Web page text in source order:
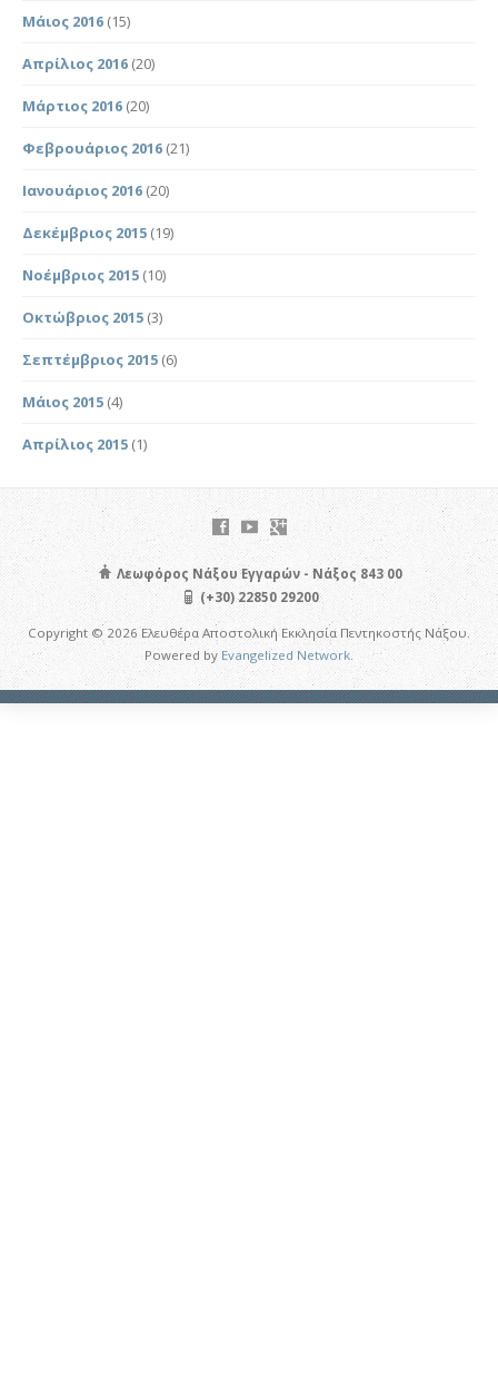
Μάιος 2016 (15)
Απρίλιος 2016 (20)
Μάρτιος 2016 (20)
Φεβρουάριος 2016 (21)
Ιανουάριος 2016 (20)
Δεκέμβριος 2015 (19)
Νοέμβριος 2015 (10)
Οκτώβριος 2015 (3)
Σεπτέμβριος 2015 (6)
Μάιος 2015 (4)
Απρίλιος 2015 (1)
Λεωφόρος Νάξου Εγγαρών - Νάξος 843 00
(+30) 22850 29200
Copyright © 2026 Ελευθέρα Αποστολική Εκκλησία Πεντηκοστής Νάξου.
Powered byEvangelized Network.